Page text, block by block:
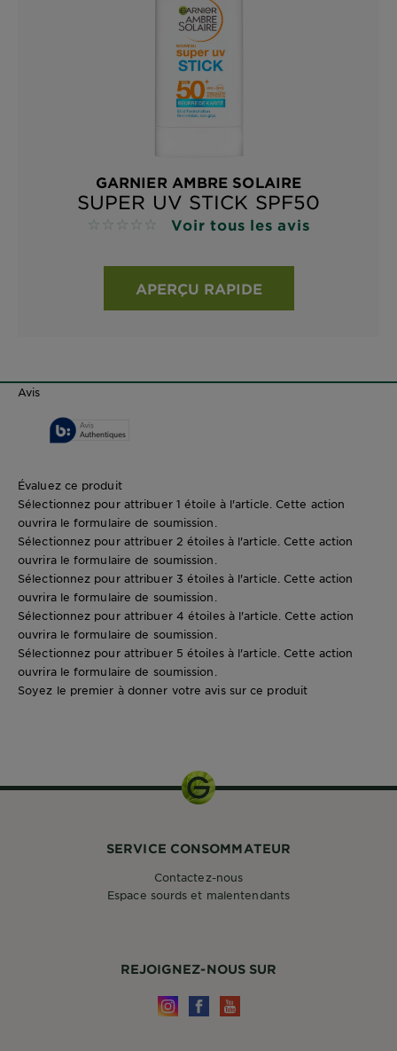
GARNIER AMBRE SOLAIRE
SUPER UV STICK SPF50
No reviews Voir tous les avis
APERÇU RAPIDE
Avis
Évaluez ce produit
Sélectionnez pour attribuer 1 étoile à l'article. Cette action
ouvrira le formulaire de soumission.
Sélectionnez pour attribuer 2 étoiles à l'article. Cette action
ouvrira le formulaire de soumission.
Sélectionnez pour attribuer 3 étoiles à l'article. Cette action
ouvrira le formulaire de soumission.
Sélectionnez pour attribuer 4 étoiles à l'article. Cette action
ouvrira le formulaire de soumission.
Sélectionnez pour attribuer 5 étoiles à l'article. Cette action
ouvrira le formulaire de soumission.
Soyez le premier à donner votre avis sur ce produit
REJOIGNEZ-NOUS SUR
SERVICE CONSOMMATEUR
Contactez-nous
Espace sourds et malentendants